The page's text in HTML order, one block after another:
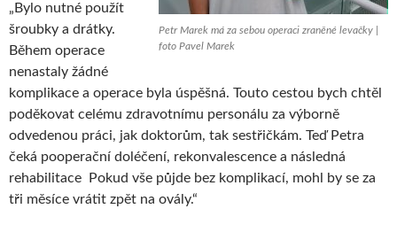
Petr Marek má za sebou operaci zraněné levačky |
foto Pavel Marek
„Bylo nutné použít
šroubky a drátky.
Během operace
nenastaly žádné
komplikace a operace byla úspěšná. Touto cestou bych chtěl
poděkovat celému zdravotnímu personálu za výborně
odvedenou práci, jak doktorům, tak sestřičkám. Teď Petra
čeká pooperační doléčení, rekonvalescence a následná
rehabilitace Pokud vše půjde bez komplikací, mohl by se za
tři měsíce vrátit zpět na ovály.“